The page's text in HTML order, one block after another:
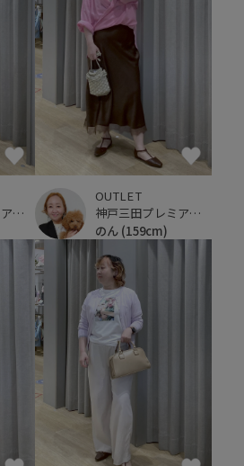
神戸三田プレミアム・アウトレット
OUTLET
神戸三田プレミアム・アウトレット
のん (159cm)